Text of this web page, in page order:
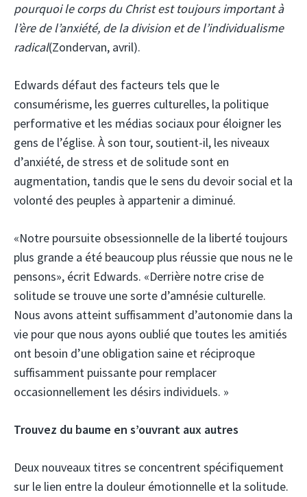
pourquoi le corps du Christ est toujours important à
l’ère de l’anxiété, de la division et de l’individualisme
radical(Zondervan, avril).
Edwards défaut des facteurs tels que le
consumérisme, les guerres culturelles, la politique
performative et les médias sociaux pour éloigner les
gens de l’église. À son tour, soutient-il, les niveaux
d’anxiété, de stress et de solitude sont en
augmentation, tandis que le sens du devoir social et la
volonté des peuples à appartenir a diminué.
«Notre poursuite obsessionnelle de la liberté toujours
plus grande a été beaucoup plus réussie que nous ne le
pensons», écrit Edwards. «Derrière notre crise de
solitude se trouve une sorte d’amnésie culturelle.
Nous avons atteint suffisamment d’autonomie dans la
vie pour que nous ayons oublié que toutes les amitiés
ont besoin d’une obligation saine et réciproque
suffisamment puissante pour remplacer
occasionnellement les désirs individuels. »
Trouvez du baume en s’ouvrant aux autres
Deux nouveaux titres se concentrent spécifiquement
sur le lien entre la douleur émotionnelle et la solitude.